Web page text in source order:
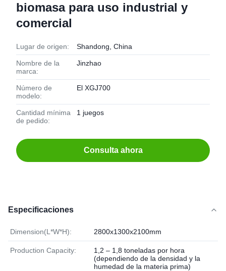
biomasa para uso industrial y
comercial
Lugar de origen: Shandong, China
Nombre de la
marca:
Jinzhao
Número de
modelo:
El XGJ700
Cantidad mínima
de pedido:
1 juegos
Consulta ahora
Especificaciones
Dimension(L*W*H): 2800x1300x2100mm
Production Capacity:
1,2 – 1,8 toneladas por hora
(dependiendo de la densidad y la
humedad de la materia prima)